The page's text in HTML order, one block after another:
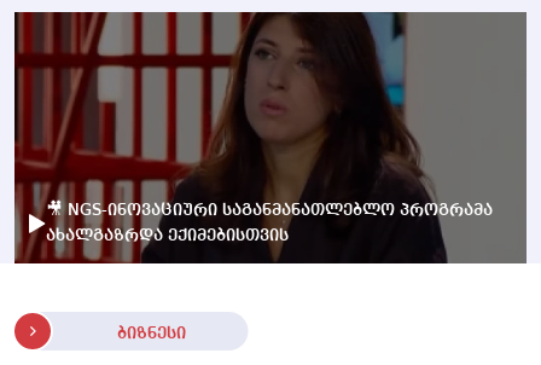
🎥 NGS-ინოვაციური საგანმანათლებლო პროგრამა
ახალგაზრდა ექიმებისთვის
ბიზნესი